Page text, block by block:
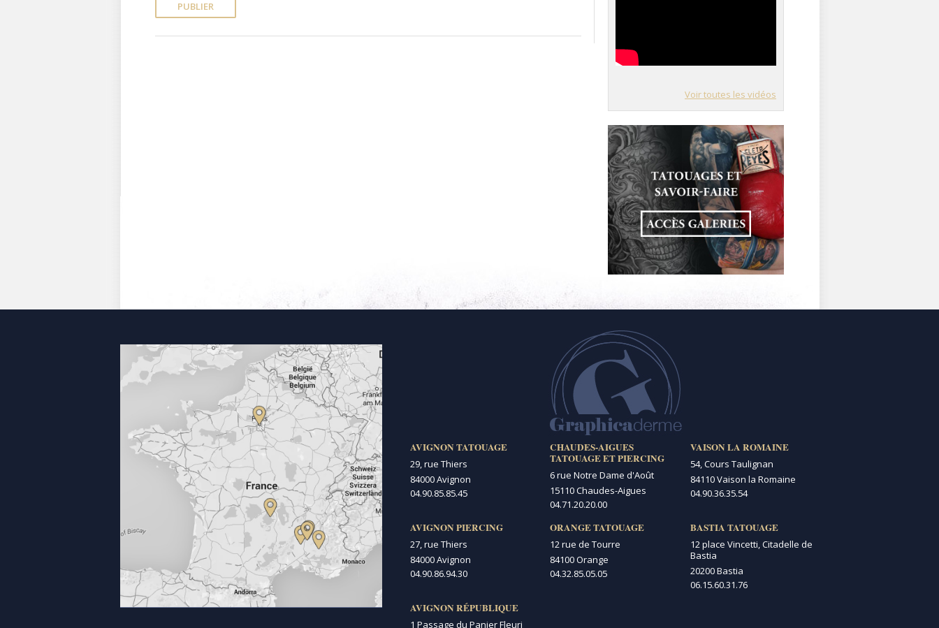
Voir toutes les vidéos
AVIGNON TATOUAGE
29, rue Thiers
84000 Avignon
04.90.85.85.45
AVIGNON PIERCING
27, rue Thiers
84000 Avignon
04.90.86.94.30
AVIGNON RÉPUBLIQUE
1 Passage du Panier Fleuri
CHAUDES-AIGUES
TATOUAGE ET PIERCING
6 rue Notre Dame d'Août
15110 Chaudes-Aigues
04.71.20.20.00
ORANGE TATOUAGE
12 rue de Tourre
84100 Orange
04.32.85.05.05
VAISON LA ROMAINE
54, Cours Taulignan
84110 Vaison la Romaine
04.90.36.35.54
BASTIA TATOUAGE
12 place Vincetti, Citadelle de
Bastia
20200 Bastia
06.15.60.31.76